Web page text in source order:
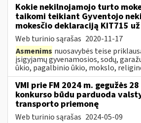
Kokie nekilnojamojo turto
taikomi teikiant Gyventojo
mokesčio deklaraciją KIT715
Web turinio sąrašas 2020-11-17
Asmenims nuosavybės teise
įsigyjamų gyvenamosios, sodų,
ūkio, pagalbinio ūkio, mokslo,
VMI prie FM 2024 m. gegužės
konkurso būdu parduoda
transporto priemonę
Web turinio sąrašas 2024-05-09